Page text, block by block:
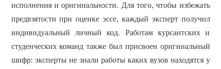
исполнения и оригинальности. Для того, чтобы избежать
предвзятости при оценке эссе, каждый эксперт получил
индивидуальный личный код. Работам курсантских и
студенческих команд также был присвоен оригинальный
шифр: эксперты не знали работы каких вузов находятся у